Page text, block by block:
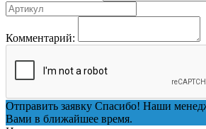
Комментарий:
Отправить заявку Спасибо! Наши
Вами в ближайшее время.